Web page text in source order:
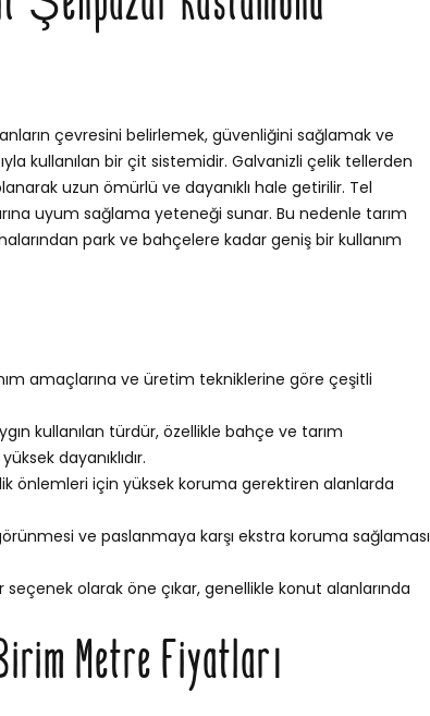
çevresini belirlemek, güvenliğini sağlamak ve
kullanılan bir çit sistemidir. Galvanizli çelik tellerden
uzun ömürlü ve dayanıklı hale getirilir. Tel
uyum sağlama yeteneği sunar. Bu nedenle tarım
park ve bahçelere kadar geniş bir kullanım
amaçlarına ve üretim tekniklerine göre çeşitli
kullanılan türdür, özellikle bahçe ve tarım
dayanıklıdır.
önlemleri için yüksek koruma gerektiren alanlarda
ve paslanmaya karşı ekstra koruma sağlaması
olarak öne çıkar, genellikle konut alanlarında
Metre Fiyatları